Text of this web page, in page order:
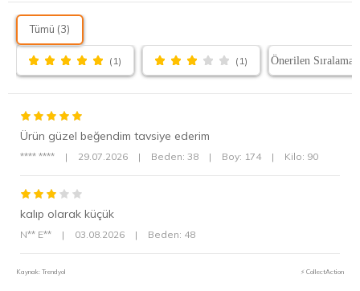
Tümü (3)
(1) (1)
Ürün güzel beğendim tavsiye ederim
**** **** | 29.07.2026 | Beden: 38 | Boy: 174 | Kilo: 90
kalıp olarak küçük
N** E** | 03.08.2026 | Beden: 48
Kaynak: Trendyol ⚡ CollectAction